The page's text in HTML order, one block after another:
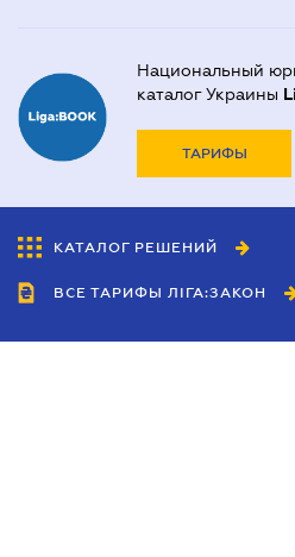
Национальный
каталог Украины
ТАРИФЫ
КАТАЛОГ РЕШЕНИЙ
ВСЕ ТАРИФЫ ЛІГА:ЗАКОН